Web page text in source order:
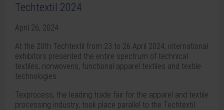
Techtextil 2024
April 26, 2024
At the 20th Techtextil from 23 to 26 April 2024, international
exhibitors presented the entire spectrum of technical
textiles, nonwovens, functional apparel textiles and textile
technologies.
Texprocess, the leading trade fair for the apparel and textile
processing industry, took place parallel to the Techtextil.